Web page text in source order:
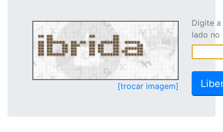
[trocar imagem]
Digite
lado no